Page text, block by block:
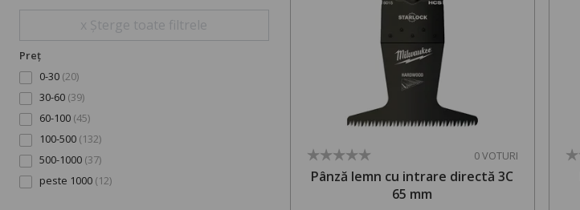
x Șterge toate filtrele
Preț
0-30 (20)
30-60 (39)
60-100 (45)
100-500 (132)
500-1000 (37)
peste 1000 (12)
0 VOTURI
Pânză lemn cu intrare directă 3C
65 mm